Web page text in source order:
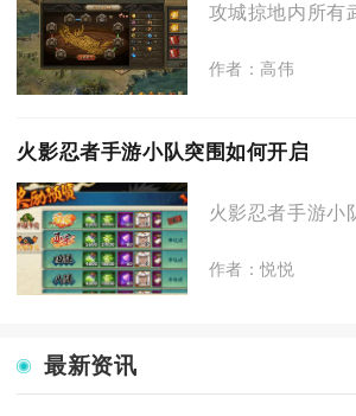
攻城掠地内所有
作者：高伟
火影忍者手游小队突围如何开启
火影忍者手游小
作者：悦悦
最新资讯